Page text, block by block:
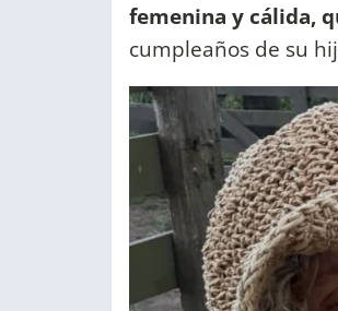
femenina y cálida,
cumpleaños de su